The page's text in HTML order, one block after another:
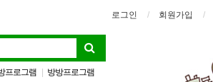
로그인 회원가입
프로그램
방방프로그램